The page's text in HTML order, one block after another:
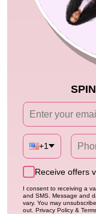
Top Rated
Geeta Hair Kinky Curly
Wig Invisi Drawstring
Over Wig
4.954.3k+ sold
Prix
régulier
Prix
réduit
À partir de$86.99
50%
+1
Receive offers
I consent to receiving a
and SMS. Message and
vary. You may
out. Privacy Policy &